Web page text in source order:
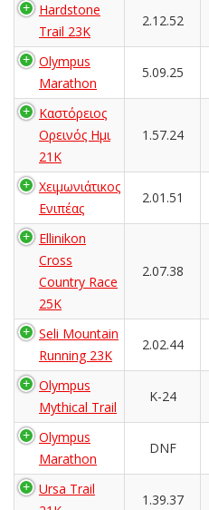
Hardstone
Trail 23K
2.12.52
Olympus
Marathon
5.09.25
Καστόρειος
Ορεινός Ημι
21Κ
1.57.24
Χειμωνιάτικος
Ενιπέας
2.01.51
Ellinikon
Cross
Country Race
25K
2.07.38
Seli Mountain
Running 23K
2.02.44
Olympus
Mythical Trail
K-24
Olympus
Marathon
DNF
Ursa Trail
1.39.37